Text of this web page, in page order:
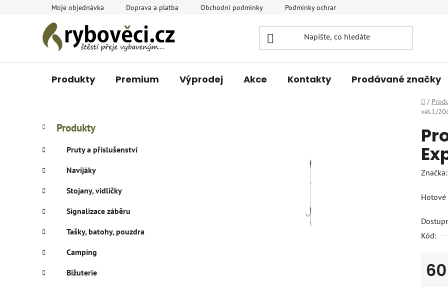
Moje objednávka Doprava a platba Obchodní podmínky Podmínky ochrany osobních údajů
Produkty Premium Výprodej Akce Kontakty Prodávané značky
Domů
/
vel.1/
P
o
s
r
a
n
í
p
a
e
kategorie
K
a
e
g
o
r
e
Produkty
Pruty a příslušenství
Navijáky
Stojany, vidličky
Signalizace záběru
Tašky, batohy, pouzdra
Camping
Bižuterie
Kód: